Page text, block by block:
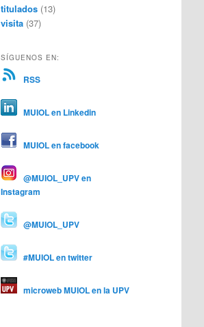
titulados (13)
visita (37)
SÍGUENOS EN:
RSS
MUIOL en Linkedin
MUIOL en facebook
@MUIOL_UPV en
Instagram
@MUIOL_UPV
#MUIOL en twitter
microweb MUIOL en la UPV